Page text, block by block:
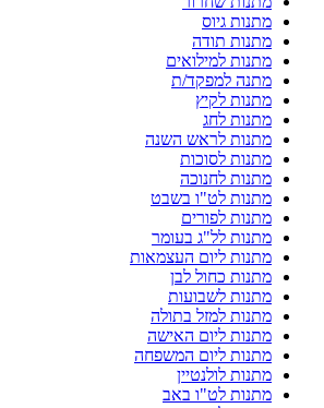
מתנות גיוס
מתנות תודה
מתנות למילואים
מתנה למפקד/ת
מתנות לקיץ
מתנות לחג
מתנות לראש השנה
מתנות לסוכות
מתנות לחנוכה
מתנות לט"ו בשבט
מתנות לפורים
מתנות לל"ג בעומר
מתנות ליום העצמאות
מתנות כחול לבן
מתנות לשבועות
מתנות למזל בתולה
מתנות ליום האישה
מתנות ליום המשפחה
מתנות לולנטיין
מתנות לט"ו באב